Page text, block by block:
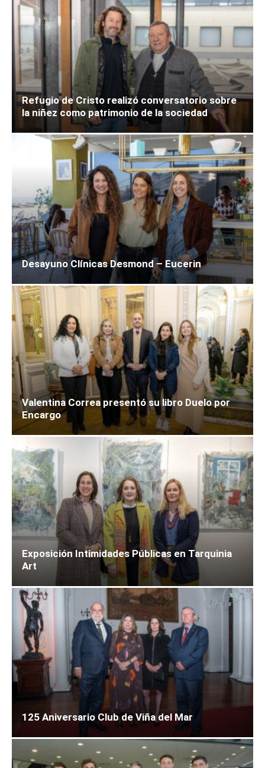
Refugio de Cristo realizó conversatorio sobre
la niñez como patrimonio de la sociedad
Desayuno Clínicas Desmond – Eucerin
Valentina Correa presentó su libro Duelo por
Encargo
Exposición Intimidades Públicas en Tarquinia
Art
125 Aniversario Club de Viña del Mar